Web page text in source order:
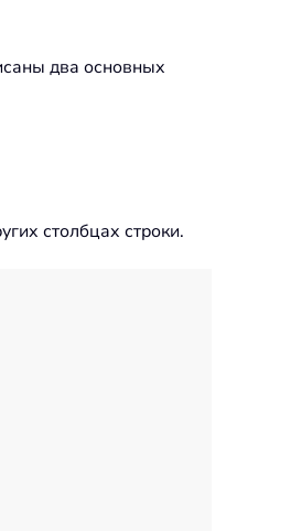
два основных
столбцах строки.